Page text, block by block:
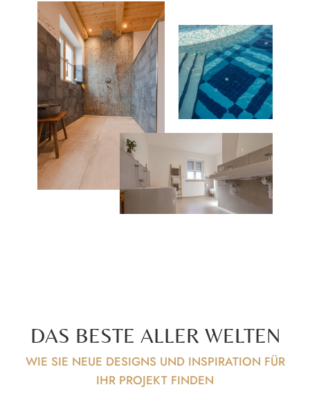
DAS BESTE ALLER WELTEN
WIE SIE NEUE DESIGNS UND INSPIRATION FÜR
IHR PROJEKT FINDEN